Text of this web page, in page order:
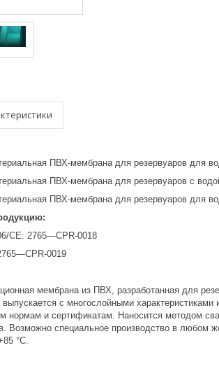
ПВХ-мембрана для резервуаров для
ПВХ-мембрана для резервуаров с
ПВХ-мембрана для резервуаров для
CE: 2765—CPR-0018
0019
мембрана из ПВХ, разработанная для
с многослойными
и сертификатам. Наносится методом
Возможно специальное производство в любом
°C.